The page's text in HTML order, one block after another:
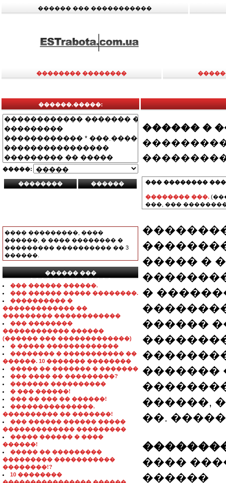
������ ��� �����������
�������� ��������
������.�����:
�����:
���� ���������, ����
������, � ���� �������� �
��������� ���������� �� 3
������.
������ ���
���������������
��� ������ ������.
��� ������ ����� ��������.
���������� �
������������� ��
��������� ������������
��� ��������
������������ ������
(������ ��� �������������)
� ����� �������������
�������� � ����������� ��
������. 10 ������� ��������
����� �� ������� � �������
��� ���� �� ���������?
������� ����������
� ��� ������!
��� �� ��� �� ������!
���������������.
���������� �� �������!
��� ������ ������ �����
������������� ���������
����� ������ � ����
������!
����� �� ���������
��������� �����������
��������!?
10 ��������
������ �
��� ��������
�������� ���.
���, ���
����� �
�
������
�������
������,
��.
����
������